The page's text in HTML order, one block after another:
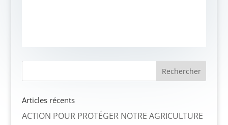
Articles récents
ACTION POUR PROTÉGER NOTRE AGRICULTURE